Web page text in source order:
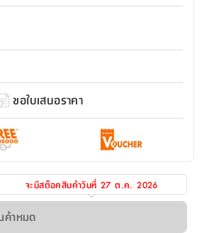
ขอใบเสนอราคา
จะมีสต็อคสินค้าวันที่ 27 ต.ค. 2026
ค้าหมด